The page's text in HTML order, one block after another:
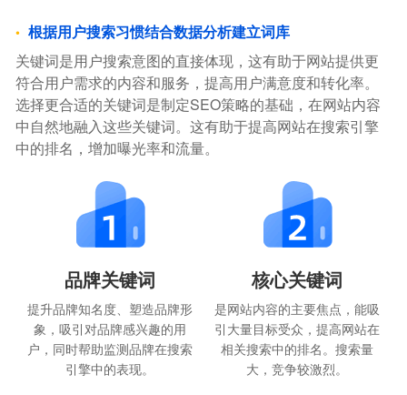
根据用户搜索习惯结合数据分析建立词库
关键词是用户搜索意图的直接体现，这有助于网站提供更
符合用户需求的内容和服务，提高用户满意度和转化率。
选择更合适的关键词是制定SEO策略的基础，在网站内容
中自然地融入这些关键词。这有助于提高网站在搜索引擎
中的排名，增加曝光率和流量。
品牌关键词
提升品牌知名度、塑造品牌形
象，吸引对品牌感兴趣的用
户，同时帮助监测品牌在搜索
引擎中的表现。
核心关键词
是网站内容的主要焦点，能吸
引大量目标受众，提高网站在
相关搜索中的排名。搜索量
大，竞争较激烈。